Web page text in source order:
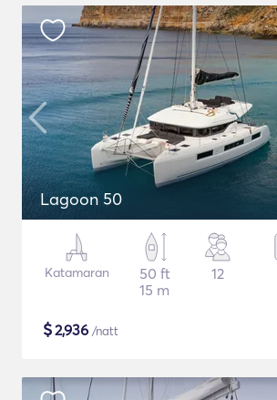
Lagoon 50
Katamaran
50 ft
15 m
12
$2,936 /natt